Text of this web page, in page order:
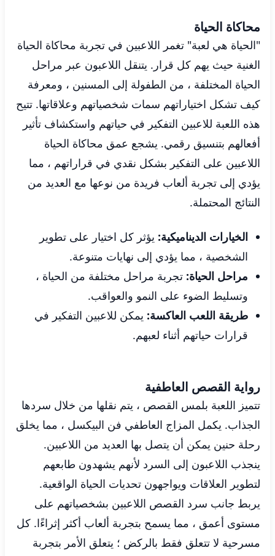
محاكاة الحياة
"الحياة هي لعبة" تغمر اللاعبين في تجربة محاكاة الحياة
الغنية حيث يهم كل قرار. يتنقل اللاعبون عبر مراحل
الحياة المختلفة ، من الطفولة إلى المسنين ، ومعرفة
كيف تشكل اختياراتهم سمات شخصياتهم وعلاقاتها. تتيح
هذه اللعبة للاعبين التفكير في حياتهم واستكشاف تأثير
أفعالهم بتنسيق رقمي. يشجع عمق محاكاة الحياة
اللاعبين على التفكير بشكل نقدي في قراراتهم ، مما
يؤدي إلى تجربة ألعاب فريدة من نوعها مع العديد من
النتائج المحتملة.
الخيارات الديناميكية: يؤثر كل اختيار على تطوير
الشخصية ، مما يؤدي إلى نهايات متنوعة.
مراحل الحياة: تجربة مراحل مختلفة من الحياة ،
وتسليط الضوء على النمو والعواقب.
طريقة اللعب العاكسة: يمكن للاعبين التفكير في
قرارات حياتهم أثناء لعبهم.
رواية القصص العاطفية
تتميز اللعبة بلمس القصص ، يتم نقلها من خلال سردها
الجذاب. يكمل المزاج العاطفي فن البيكسل ، مما يخلق
رحلة حنين يمكن أن يتصل بها العديد من اللاعبين.
ينجذب اللاعبون إلى السرد لأنهم يشهدون طابعهم
لتطوير العلاقات ويواجهون تحديات الحياة الواقعية.
يربط جانب سرد القصص اللاعبين بشخصياتهم على
مستوى أعمق ، مما يسمح بتجربة ألعاب أكثر إثراءًا. كل
مسرحية لا تتعلق فقط بالركض ؛ يتعلق الأمر بتجربة